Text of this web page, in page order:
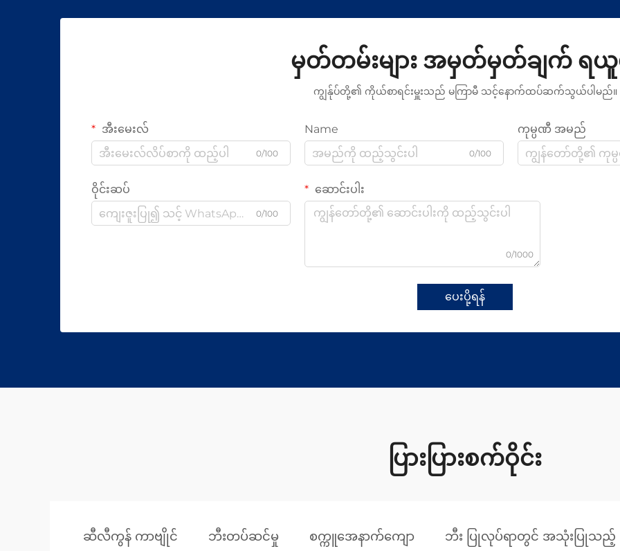
မှတ်တမ်းများ အမှတ်မှတ်ချက် ရယူ
ကျွန်ုပ်တို့၏ ကိုယ်စာရင်းမှူးသည် မကြာမီ သင့်နောက်ထပ်ဆက်သွယ်ပါမည်။
အီးမေးလ်
0/100
Name
0/100
ကုမ္ပဏီ အမည်
ဝိုင်းဆပ်
0/100
ဆောင်းပါး
0/1000
ပေးပို့ရန်
ပြားပြားစက်ဝိုင်း
ဆီလီကွန် ကာဗျိုင် ဘီးတပ်ဆင်မှု စက္ကူအေနာက်ကျော ဘီး ပြုလုပ်ရာတွင် အသုံးပြုသည့် ပ